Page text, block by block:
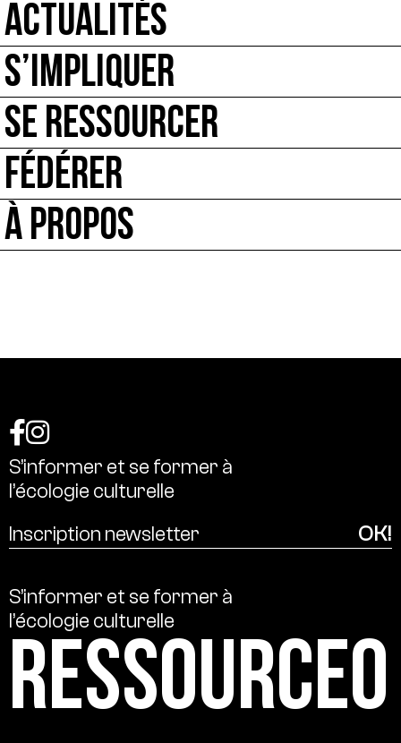
ACTUALITÉS
S’IMPLIQUER
SE RESSOURCER
FÉDÉRER
À PROPOS
S’informer et se former à
l’écologie culturelle
S’informer et se former à
l’écologie culturelle
Ressource0